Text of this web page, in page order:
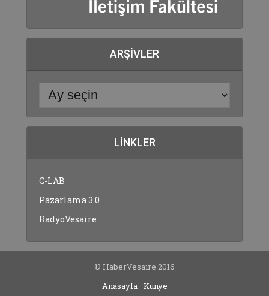
ARŞIVLER
LINKLER
C-LAB
Pazarlama 3.0
RadyoVesaire
© HaberVesaire 2016
Anasayfa Künye